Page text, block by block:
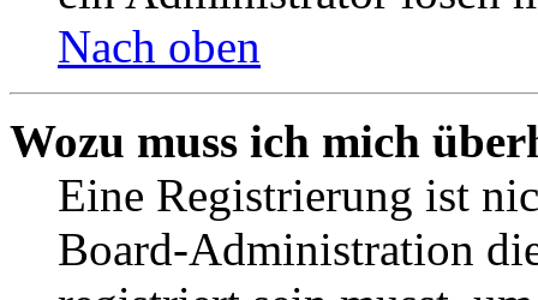
Nach oben
Wozu muss ich mich
Eine Registrierung ist
Board-Administration